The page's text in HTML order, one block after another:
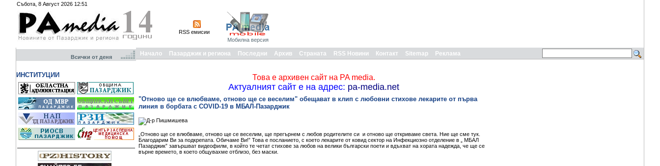
Събота, 8 Август 2026 12:51
RSS емисии
Мобилна версия
Всички от деня
ИНСТИТУЦИИ
Начало Пазарджик и региона Последни Архив Страната RSS Новини Контакт Sitemap Реклама
Това е архивен сайт на PA media.
Актуалният сайт е на адрес: pa-media.net
"Отново ще се влюбваме, отново ще се веселим" обещават в клип с любовни стихове лекарите от първа
линия в борбата с COVID-19 в МБАЛ-Пазарджик
„Отново ще се влюбваме, отново ще се веселим, ще прегърнем с любов родителите си и отново ще откриваме света. Ние ще сме тук.
Благодарим Ви за подкрепата. Обичаме Ви!” Това е посланието, с което лекарите от ковид сектор на Инфекциозно отделение в „ МБАЛ
Пазарджик” завършват видеофилм, в който те четат стихове за любов на велики български поети и вдъхват на хората надежда, че ще се
върне времето, в което общувахме отблизо, без маски.